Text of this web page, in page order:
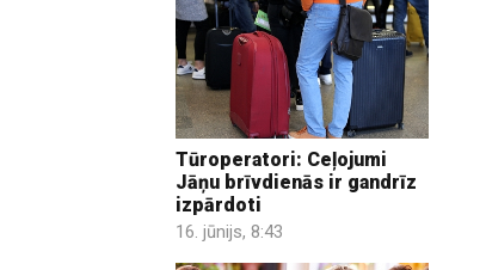
Tūroperatori: Ceļojumi
Jāņu brīvdienās ir gandrīz
izpārdoti
16. jūnijs, 8:43